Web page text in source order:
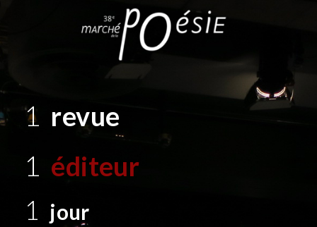
1 revue
1 éditeur
1 jour